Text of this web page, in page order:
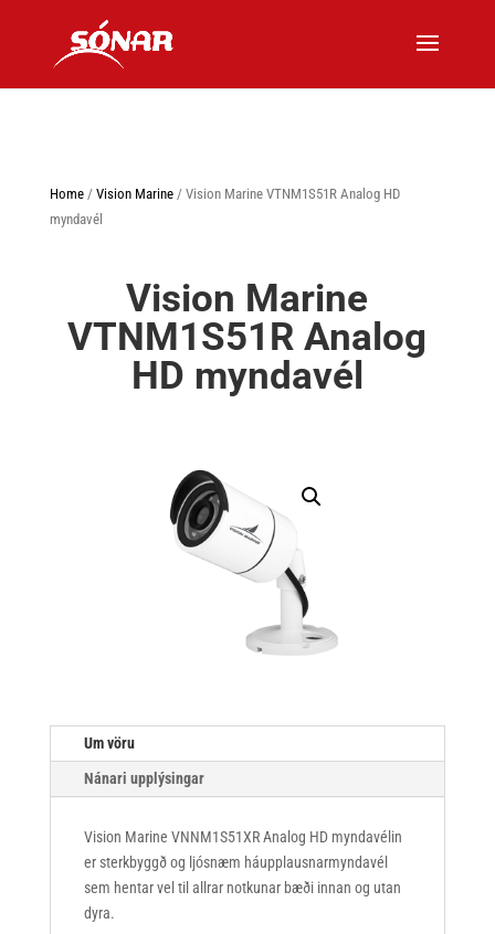
Home/ Vision Marine/ Vision Marine VTNM1S51R Analog HD
myndavél
Vision Marine
VTNM1S51R Analog
HD myndavél
Um vöru
Nánari upplýsingar
Vision Marine VNNM1S51XR Analog HD myndavél in
er sterkbyggð og ljósnæm háupplausnarmyndavél
sem hentar vel til allrar notkunar bæði innan og utan
dyra.